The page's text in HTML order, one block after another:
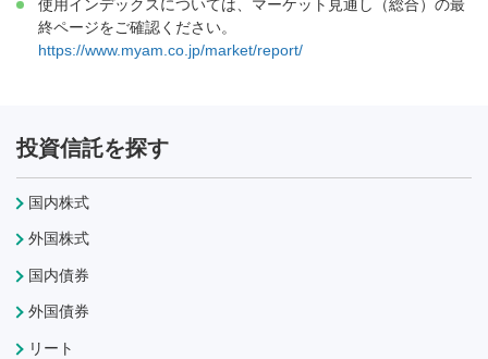
使用インデックスについては、マーケット見通し（総合）の最
終ページをご確認ください。
https://www.myam.co.jp/market/report/
投資信託を探す
国内株式
外国株式
国内債券
外国債券
リート